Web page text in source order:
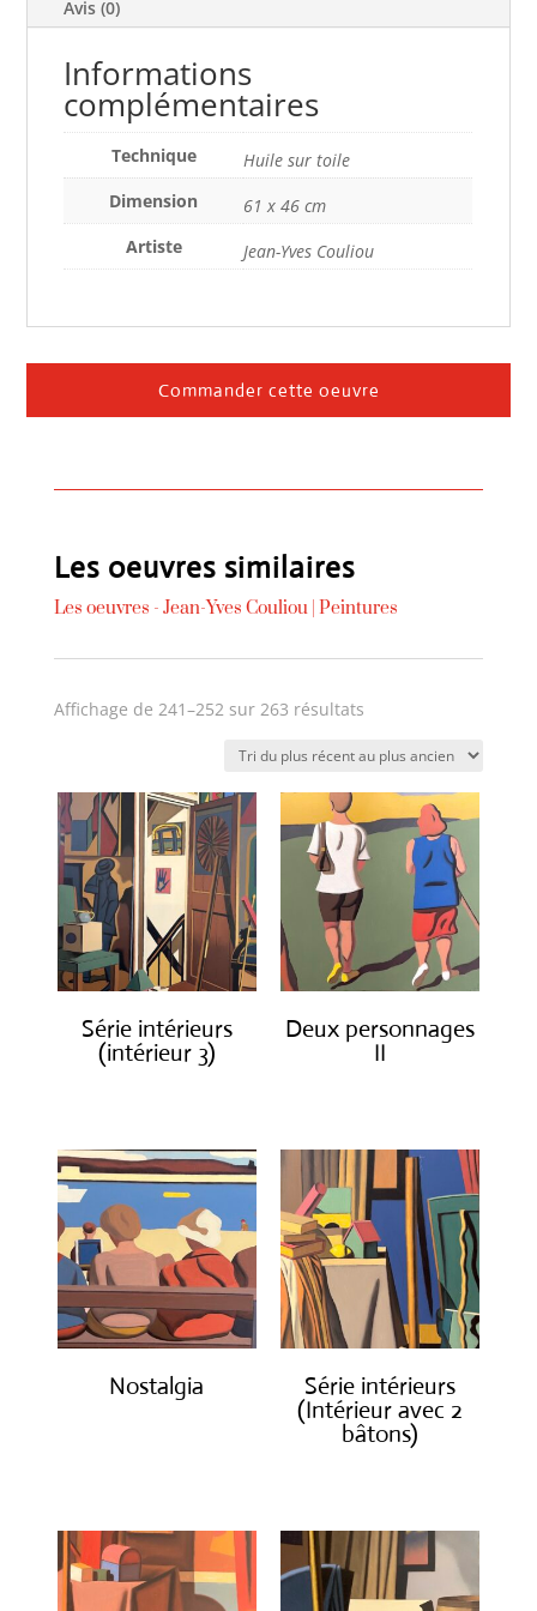
€4,500.00.
Avis (0)
Informations
complémentaires
Technique
Huile sur toile
Dimension
61 x 46 cm
Artiste
Jean-Yves Couliou
Commander cette oeuvre
Les oeuvres similaires
Les oeuvres - Jean-Yves Couliou| Peintures
Affichage de 241–252 sur 263 résultatsTrié
plus
récent
au
plus
ancien
Série intérieurs
(intérieur 3)
Deux personnages
II
Nostalgia
Série intérieurs
(Intérieur avec 2
bâtons)